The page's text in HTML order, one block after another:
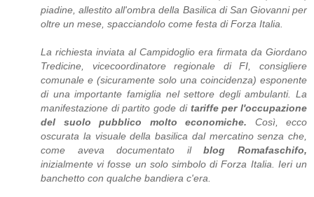
piadine, allestito all'ombra della Basilica di San Giovanni per
oltre un mese, spacciandolo come festa di Forza Italia.
La richiesta inviata al Campidoglio era firmata da Giordano
Tredicine, vicecoordinatore regionale di FI, consigliere
comunale e (sicuramente solo una coincidenza) esponente
di una importante famiglia nel settore degli ambulanti. La
manifestazione di partito gode di tariffe per l'occupazione
del suolo pubblico molto economiche. Così, ecco
oscurata la visuale della basilica dal mercatino senza che,
come aveva documentato ilblog Romafaschifo,
inizialmente vi fosse un solo simbolo di Forza Italia. Ieri un
banchetto con qualche bandiera c'era.